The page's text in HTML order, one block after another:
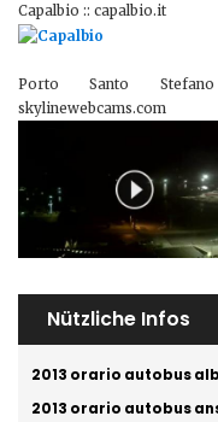
Capalbio :: capalbio.it
Porto Santo
skylinewebcams.com
Nützliche Infos
2013 orario autobus
2013 orario autobus